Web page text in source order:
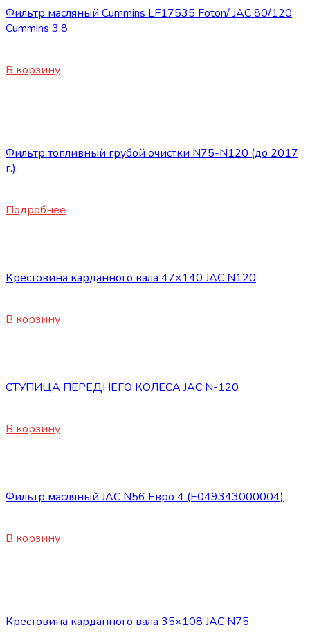
Фильтр масляный Cummins LF17535 Foton/ JAC 80/120
Cummins 3.8
В корзину
Фильтр топливный грубой очистки N75-N120 (до 2017
г.)
Подробнее
Крестовина карданного вала 47×140 JAC N120
В корзину
СТУПИЦА ПЕРЕДНЕГО КОЛЕСА JAC N-120
В корзину
Фильтр масляный JAC N56 Евро 4 (E049343000004)
В корзину
Крестовина карданного вала 35×108 JAC N75